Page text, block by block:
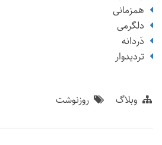
همزمانی
دلگرمی
دَردانه
تردیدوار
وبلاگ روزنوشت